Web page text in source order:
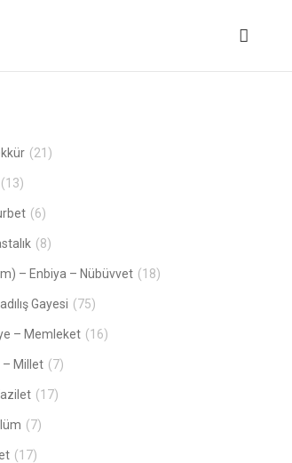
(21)
(13)
(6)
(8)
– Enbiya – Nübüvvet (18)
Gayesi (75)
– Memleket (16)
– Millet (7)
(17)
(7)
(17)